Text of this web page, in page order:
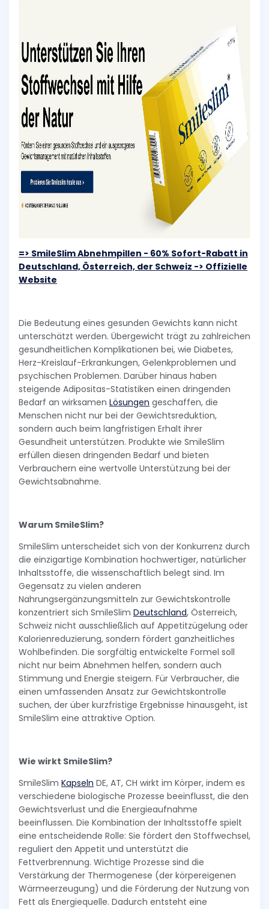
=> SmileSlim Abnehmpillen - 60% Sofort-Rabatt in
Deutschland, Österreich, der Schweiz -> Offizielle
Website
Die Bedeutung eines gesunden Gewichts kann nicht
unterschätzt werden. Übergewicht trägt zu zahlreichen
gesundheitlichen Komplikationen bei, wie Diabetes,
Herz-Kreislauf-Erkrankungen, Gelenkproblemen und
psychischen Problemen. Darüber hinaus haben
steigende Adipositas-Statistiken einen dringenden
Bedarf an wirksamen Lösungen geschaffen, die
Menschen nicht nur bei der Gewichtsreduktion,
sondern auch beim langfristigen Erhalt ihrer
Gesundheit unterstützen. Produkte wie SmileSlim
erfüllen diesen dringenden Bedarf und bieten
Verbrauchern eine wertvolle Unterstützung bei der
Gewichtsabnahme.
Warum SmileSlim?
SmileSlim unterscheidet sich von der Konkurrenz durch
die einzigartige Kombination hochwertiger, natürlicher
Inhaltsstoffe, die wissenschaftlich belegt sind. Im
Gegensatz zu vielen anderen
Nahrungsergänzungsmitteln zur Gewichtskontrolle
konzentriert sich SmileSlim Deutschland, Österreich,
Schweiz nicht ausschließlich auf Appetitzügelung oder
Kalorienreduzierung, sondern fördert ganzheitliches
Wohlbefinden. Die sorgfältig entwickelte Formel soll
nicht nur beim Abnehmen helfen, sondern auch
Stimmung und Energie steigern. Für Verbraucher, die
einen umfassenden Ansatz zur Gewichtskontrolle
suchen, der über kurzfristige Ergebnisse hinausgeht, ist
SmileSlim eine attraktive Option.
Wie wirkt SmileSlim?
SmileSlim Kapseln DE, AT, CH wirkt im Körper, indem es
verschiedene biologische Prozesse beeinflusst, die den
Gewichtsverlust und die Energieaufnahme
beeinflussen. Die Kombination der Inhaltsstoffe spielt
eine entscheidende Rolle: Sie fördert den Stoffwechsel,
reguliert den Appetit und unterstützt die
Fettverbrennung. Wichtige Prozesse sind die
Verstärkung der Thermogenese (der körpereigenen
Wärmeerzeugung) und die Förderung der Nutzung von
Fett als Energiequelle. Dadurch entsteht eine